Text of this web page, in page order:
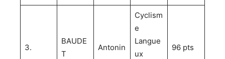
3.
BAUDE
T
Antonin
Cyclism
e
Langue
ux
96 pts